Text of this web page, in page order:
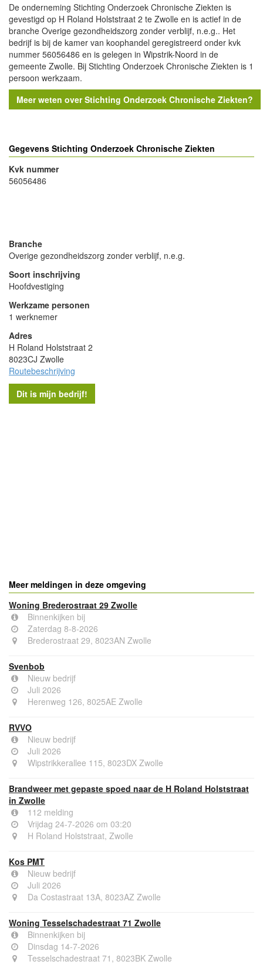
De onderneming Stichting Onderzoek Chronische Ziekten is
gevestigd op H Roland Holststraat 2 te Zwolle en is actief in de
branche Overige gezondheidszorg zonder verblijf, n.e.g.. Het
bedrijf is bij de kamer van koophandel geregistreerd onder kvk
nummer 56056486 en is gelegen in Wipstrik-Noord in de
gemeente Zwolle. Bij Stichting Onderzoek Chronische Ziekten is 1
persoon werkzaam.
Meer weten over Stichting Onderzoek Chronische Ziekten?
Gegevens Stichting Onderzoek Chronische Ziekten
Kvk nummer
56056486
Branche
Overige gezondheidszorg zonder verblijf, n.e.g.
Soort inschrijving
Hoofdvestiging
Werkzame personen
1 werknemer
Adres
H Roland Holststraat 2
8023CJ Zwolle
Routebeschrijving
Meer meldingen in deze omgeving
Woning Brederostraat 29 Zwolle
Binnenkijken bij
Zaterdag 8-8-2026
Brederostraat 29, 8023AN Zwolle
Svenbob
Nieuw bedrijf
Juli 2026
Herenweg 126, 8025AE Zwolle
RVVO
Nieuw bedrijf
Juli 2026
Wipstrikkerallee 115, 8023DX Zwolle
Brandweer met gepaste spoed naar de H Roland Holststraat
in Zwolle
112 melding
Vrijdag 24-7-2026 om 03:20
H Roland Holststraat, Zwolle
Kos PMT
Nieuw bedrijf
Juli 2026
Da Costastraat 13A, 8023AZ Zwolle
Woning Tesselschadestraat 71 Zwolle
Binnenkijken bij
Dinsdag 14-7-2026
Tesselschadestraat 71, 8023BK Zwolle